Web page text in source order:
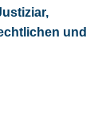
und